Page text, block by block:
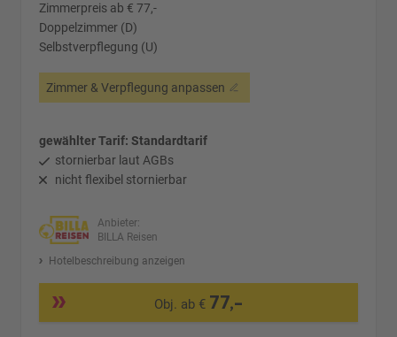
Zimmerpreis ab € 77,-
Doppelzimmer (D)
Selbstverpflegung (U)
Zimmer & Verpflegung anpassen
gewählter Tarif: Standardtarif
stornierbar laut AGBs
nicht flexibel stornierbar
Anbieter:
BILLA Reisen
Hotelbeschreibung anzeigen
Obj. ab € 77,-